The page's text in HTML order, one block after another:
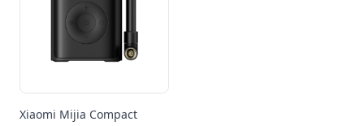
Xiaomi Mijia Compact